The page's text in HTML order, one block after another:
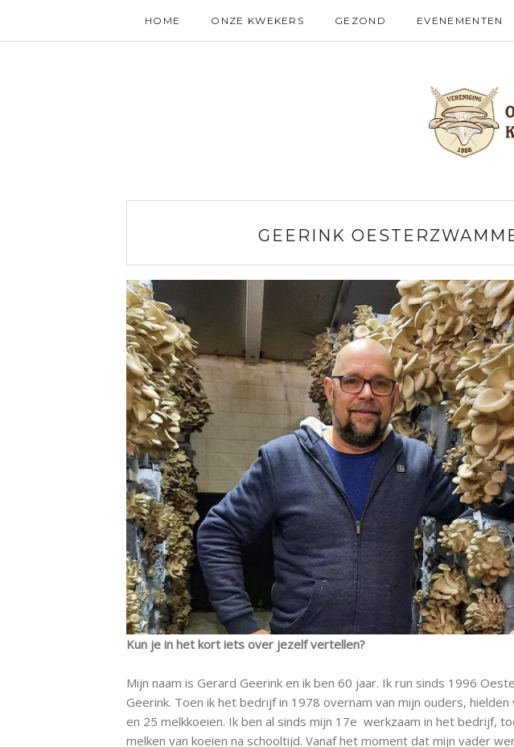
HOME ONZE KWEKERS GEZOND EVENEMENTEN
GEERINK
Kun je in het kort iets over jezelf vertellen?
Mijn naam is Gerard Geerink en ik ben 60 jaar. Ik run sinds 1996
Geerink. Toen ik het bedrijf in 1978 overnam van mijn ouders, hielden
en 25 melkkoeien. Ik ben al sinds mijn 17e werkzaam in het bedrijf,
melken van koeien na schooltijd. Vanaf het moment dat mijn vader